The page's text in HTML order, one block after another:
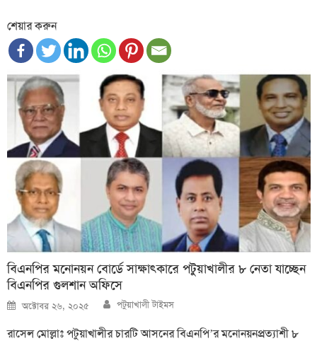
শেয়ার করুন
বিএনপির মনোনয়ন বোর্ডে সাক্ষাৎকারে পটুয়াখালীর ৮ নেতা যাচ্ছেন
বিএনপির গুলশান অফিসে
Posted
on
অক্টোবর ২৬, ২০২৫ Author
পটুয়াখালী টাইমস
রাসেল মোল্লাঃ পটুয়াখালীর চারটি আসনের বিএনপি’র মনোনয়নপ্রত্যাশী ৮